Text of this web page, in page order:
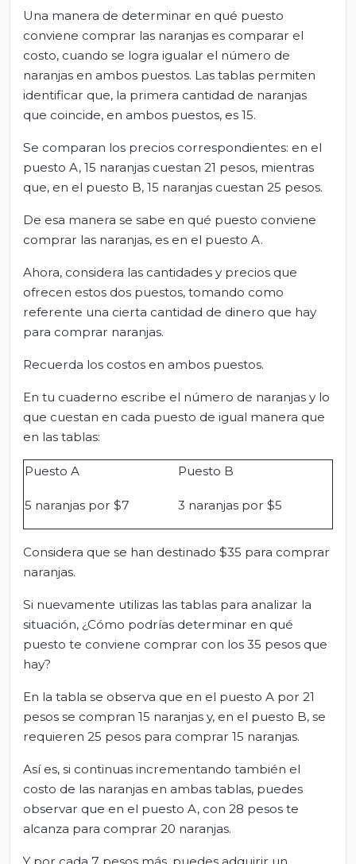
Una manera de determinar en qué puesto
conviene comprar las naranjas es comparar el
costo, cuando se logra igualar el número de
naranjas en ambos puestos. Las tablas permiten
identificar que, la primera cantidad de naranjas
que coincide, en ambos puestos, es 15.
Se comparan los precios correspondientes: en el
puesto A, 15 naranjas cuestan 21 pesos, mientras
que, en el puesto B, 15 naranjas cuestan 25 pesos.
De esa manera se sabe en qué puesto conviene
comprar las naranjas, es en el puesto A.
Ahora, considera las cantidades y precios que
ofrecen estos dos puestos, tomando como
referente una cierta cantidad de dinero que hay
para comprar naranjas.
Recuerda los costos en ambos puestos.
En tu cuaderno escribe el número de naranjas y lo
que cuestan en cada puesto de igual manera que
en las tablas:
Puesto A Puesto B
5 naranjas por $7 3 naranjas por $5
Considera que se han destinado $35 para comprar
naranjas.
Si nuevamente utilizas las tablas para analizar la
situación, ¿Cómo podrías determinar en qué
puesto te conviene comprar con los 35 pesos que
hay?
En la tabla se observa que en el puesto A por 21
pesos se compran 15 naranjas y, en el puesto B, se
requieren 25 pesos para comprar 15 naranjas.
Así es, si continuas incrementando también el
costo de las naranjas en ambas tablas, puedes
observar que en el puesto A, con 28 pesos te
alcanza para comprar 20 naranjas.